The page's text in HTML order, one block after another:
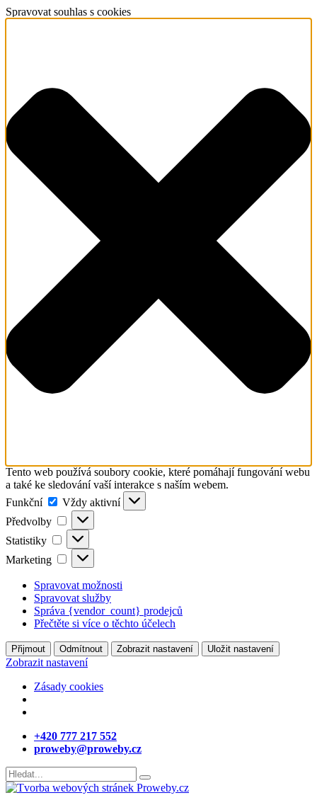
Spravovat souhlas s cookies
Tento web používá soubory cookie, které pomáhají fungování webu
a také ke sledování vaší interakce s naším webem.
Funkční
Funkční
Vždy aktivní
Předvolby
Předvolby
Statistiky Statistiky
Marketing Marketing
Spravovat možnosti
Spravovat služby
Správa {vendor_count} prodejců
Přečtěte si více o těchto účelech
Přijmout Odmítnout Zobrazit nastavení Uložit nastavení
Zobrazit nastavení
Zásady cookies
+420 777 217 552
proweby@proweby.cz